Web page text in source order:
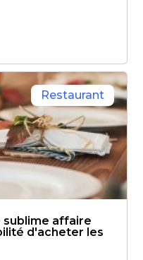
Restaurant
affaire
d'acheter les